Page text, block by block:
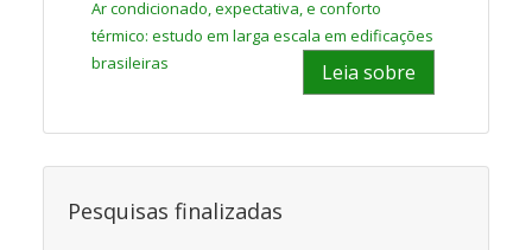
Ar condicionado, expectativa, e conforto
térmico: estudo em larga escala em edificações
brasileiras
Leia sobre
Pesquisas finalizadas